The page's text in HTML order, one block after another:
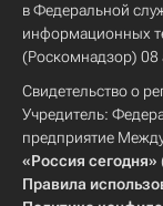
в Федеральной
информационных
(Роскомнадзор) 08
Свидетельство о
Учредитель:
предприятие
«Россия сегодня»
Правила